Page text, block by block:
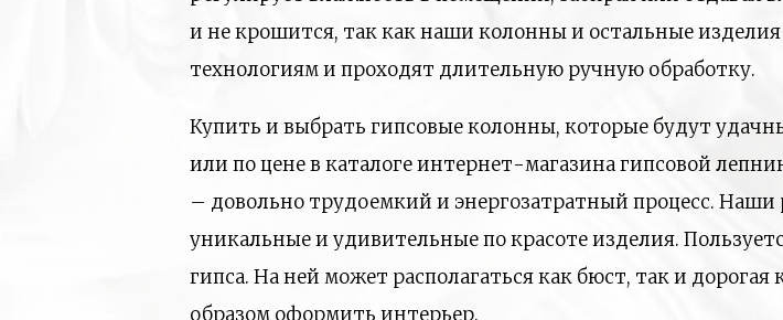
и не крошится, так как наши колонны и остальные
технологиям и проходят длительную ручную обработку.
Купить и выбрать гипсовые колонны, которые будут
или по цене в каталоге интернет-магазина гипсовой
– довольно трудоемкий и энергозатратный процесс.
уникальные и удивительные по красоте изделия.
гипса. На ней может располагаться как бюст, так и
образом оформить интерьер.